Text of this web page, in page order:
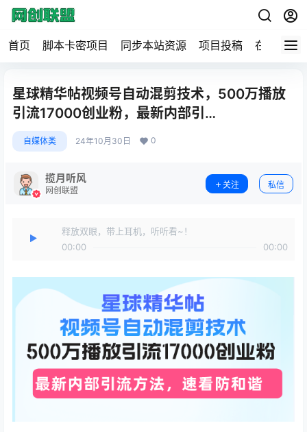
首页 脚本卡密项目 同步本站资源 项目投稿 在线工具
星球精华帖视频号自动混剪技术，500万播放
引流17000创业粉，最新内部引…
自媒体类 24年10月30日 0
揽月听风
网创联盟
关注 私信
释放双眼，带上耳机，听听看~！
00:00
00:00